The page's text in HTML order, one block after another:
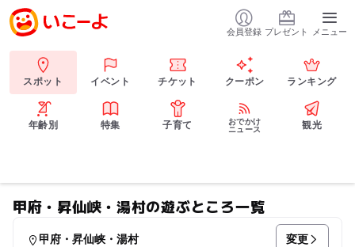
会員登録 プレゼント メニュー
スポット イベント チケット クーポン ランキング
年齢別 特集 子育て
おでかけ
ニュース
観光
甲府・昇仙峡・湯村の遊ぶところ一覧
甲府・昇仙峡・湯村 変更